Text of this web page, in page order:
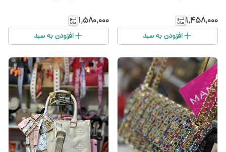
۱٬۴۵۸٬۰۰۰
افزودن به سبد
۱٬۵۸۰٬۰۰۰
افزودن به سبد